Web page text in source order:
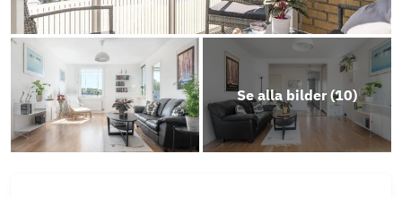
Se alla bilder (10)